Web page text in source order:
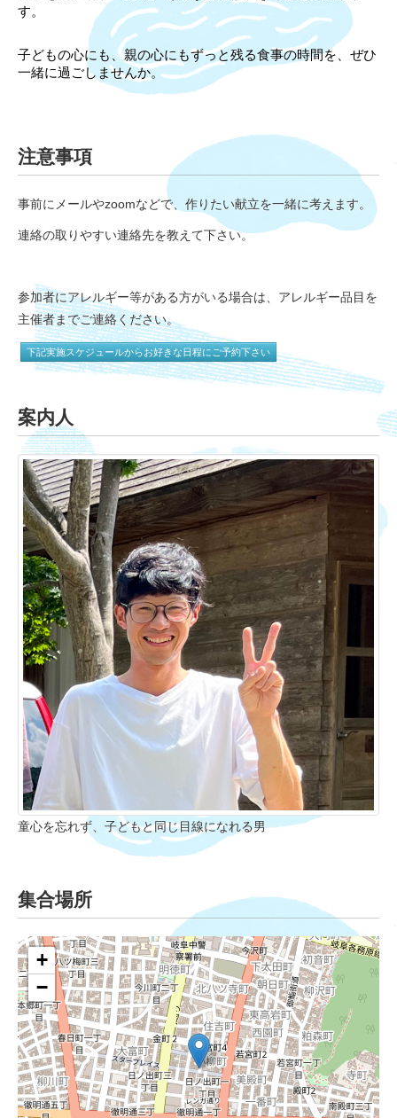
す。
子どもの心にも、親の心にもずっと残る食事の時間を、ぜひ
一緒に過ごしませんか。
注意事項
事前にメールやzoomなどで、作りたい献立を一緒に考えます。
連絡の取りやすい連絡先を教えて下さい。
参加者にアレルギー等がある方がいる場合は、アレルギー品目を
主催者までご連絡ください。
下記実施スケジュールからお好きな日程にご予約下さい
案内人
童心を忘れず、子どもと同じ目線になれる男
集合場所
+
−